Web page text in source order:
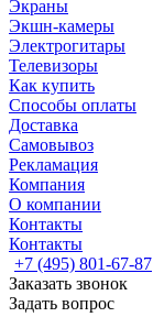
Экраны
Экшн-камеры
Электрогитары
Телевизоры
Как купить
Способы оплаты
Доставка
Самовывоз
Рекламация
Компания
О компании
Контакты
Контакты
+7 (495) 801-67-87
Заказать звонок
Задать вопрос